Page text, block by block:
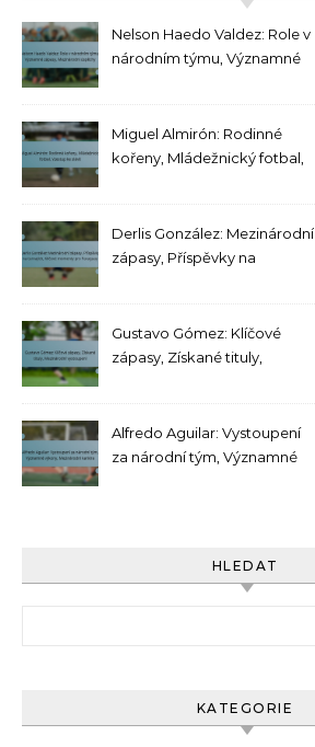
Nelson Haedo Valdez: Role v
národním týmu, Významné
Miguel Almirón: Rodinné
kořeny, Mládežnický fotbal,
Derlis González: Mezinárodní
zápasy, Příspěvky na
Gustavo Gómez: Klíčové
zápasy, Získané tituly,
Alfredo Aguilar: Vystoupení
za národní tým, Významné
HLEDAT
KATEGORIE